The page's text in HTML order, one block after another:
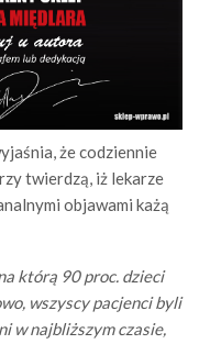
że codziennie
twierdzą, iż lekarze
objawami każą
którą 90 proc. dzieci
wszyscy pacjenci byli
w najbliższym czasie,